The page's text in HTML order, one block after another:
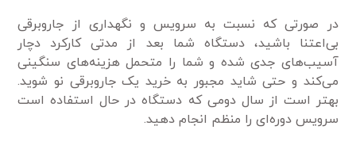
در صورتی که نسبت به سرویس و نگهداری از جاروبرقی
بی‌اعتنا باشید، دستگاه شما بعد از مدتی کارکرد دچار
آسیب‌های جدی شده و شما را متحمل هزینه‌های سنگینی
می‌کند و حتی شاید مجبور به خرید یک جاروبرقی نو شوید.
بهتر است از سال دومی‌ که دستگاه در حال استفاده است
سرویس دوره‌ای را منظم انجام دهید.